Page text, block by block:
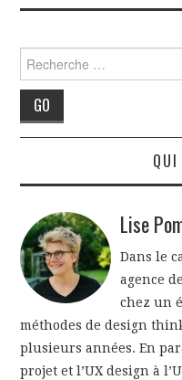
Rechercher
Lise
Dans le
agence
chez un
méthodes de design
plusieurs années. En
projet et l’UX design à